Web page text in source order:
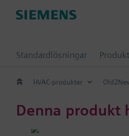
Standardlösningar
HVAC-produkter
Denna produkt